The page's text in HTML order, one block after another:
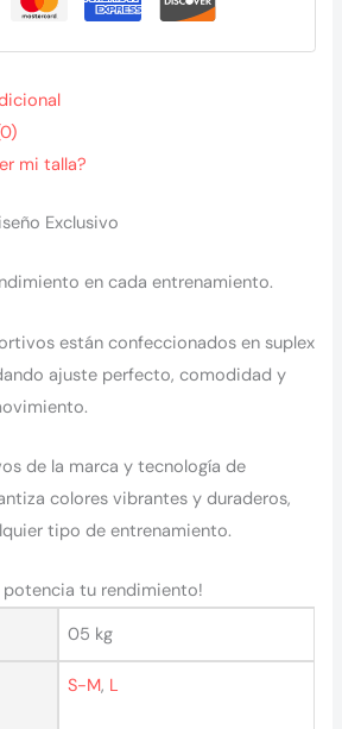
mi talla?
Exclusivo
en cada entrenamiento.
están confeccionados en suplex
ajuste perfecto, comodidad y
de la marca y tecnología de
colores vibrantes y duraderos,
tipo de entrenamiento.
potencia tu rendimiento!
05 kg
S-M, L